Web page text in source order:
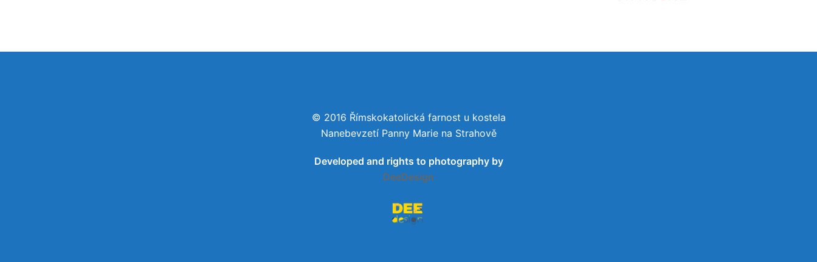
© 2016 Římskokatolická farnost u kostela
Nanebevzetí Panny Marie na Strahově
Developed and rights to photography by
DeeDesign